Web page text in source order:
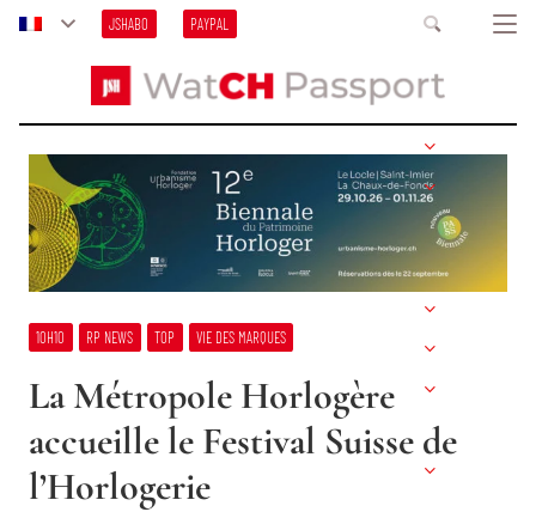
JSHABO PAYPAL
10H10 RP NEWS TOP VIE DES MARQUES
La Métropole Horlogère
accueille le Festival Suisse de
l’Horlogerie